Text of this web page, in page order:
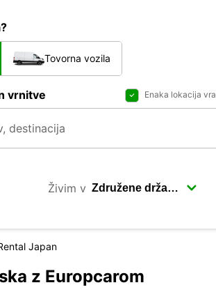
Tovorna vozila
vrnitve Enaka lokacija
Živim v
Japan
z Europcarom